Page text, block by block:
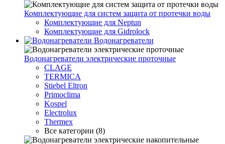
Комплектующие для систем защита от протечки воды
Комплектующие для Neptun
Комплектующие для Gidrolock
Водонагреватели
Водонагреватeли электрические проточные
CLAGE
TERMICA
Stiebel Eltron
Primoclima
Kospel
Electrolux
Thermex
Все категории (8)